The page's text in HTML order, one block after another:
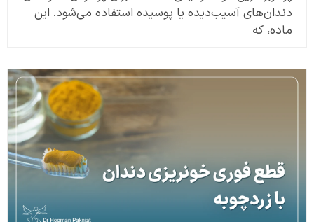
دندان‌های آسیب‌دیده یا پوسیده استفاده می‌شود. این
ماده، که